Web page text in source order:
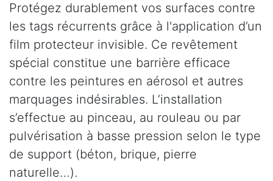
Protégez durablement vos surfaces contre
les tags récurrents grâce à l'application d’un
film protecteur invisible. Ce revêtement
spécial constitue une barrière efficace
contre les peintures en aérosol et autres
marquages indésirables. L’installation
s’effectue au pinceau, au rouleau ou par
pulvérisation à basse pression selon le type
de support (béton, brique, pierre
naturelle…).